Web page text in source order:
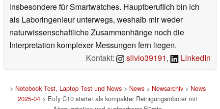
insbesondere für Smartwatches. Hauptberuflich bin ich
als Laboringenieur unterwegs, weshalb mir weder
naturwissenschaftliche Zusammenhänge noch die
Interpretation komplexer Messungen fern liegen.
Kontakt:
silvio39191, LinkedIn
> Notebook Test, Laptop Test und News> News> Newsarchiv> News
2025-04 > Eufy C10 startet als kompakter Reinigungsroboter mit